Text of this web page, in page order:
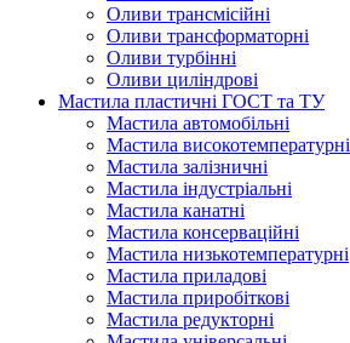
Оливи трансмісійні
Оливи трансформаторні
Оливи турбінні
Оливи циліндрові
Мастила пластичні ГОСТ та ТУ
Мастила автомобільні
Мастила високотемпературні
Мастила залізничні
Мастила індустріальні
Мастила канатні
Мастила консерваційні
Мастила низькотемпературні
Мастила приладові
Мастила приробіткові
Мастила редукторні